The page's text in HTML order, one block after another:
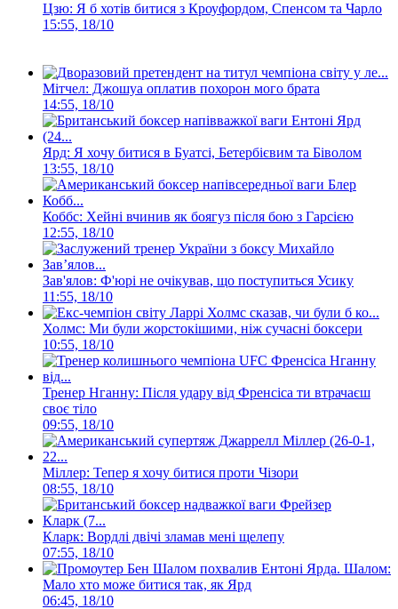
Цзю: Я б хотів битися з Кроуфордом, Спенсом та Чарло
15:55, 18/10
Мітчел: Джошуа оплатив похорон мого брата
14:55, 18/10
Ярд: Я хочу битися в Буатсі, Бетербієвим та Біволом
13:55, 18/10
Коббс: Хейні вчинив як боягуз після бою з Гарсією
12:55, 18/10
Зав'ялов: Ф'юрі не очікував, що поступиться Усику
11:55, 18/10
Холмс: Ми були жорстокішими, ніж сучасні боксери
10:55, 18/10
Тренер Нганну: Після удару від Френсіса ти втрачаєш
своє тіло
09:55, 18/10
Міллер: Тепер я хочу битися проти Чізори
08:55, 18/10
Кларк: Вордлі двічі зламав мені щелепу
07:55, 18/10
Шалом:
Мало хто може битися так, як Ярд
06:45, 18/10